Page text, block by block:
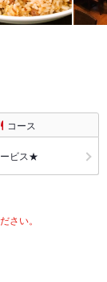
コース
ービス★
さい。